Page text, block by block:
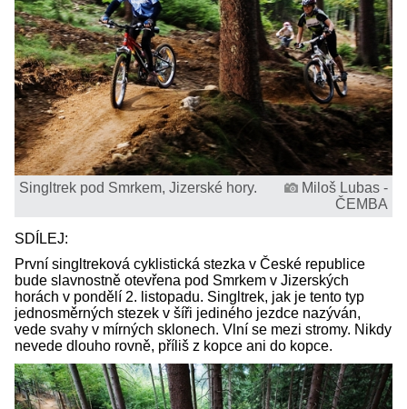
Singltrek pod Smrkem, Jizerské hory.
Miloš Lubas -
ČEMBA
SDÍLEJ:
První singltreková cyklistická stezka v České republice
bude slavnostně otevřena pod Smrkem v Jizerských
horách v pondělí 2. listopadu. Singltrek, jak je tento typ
jednosměrných stezek v šíři jediného jezdce nazýván,
vede svahy v mírných sklonech. Vlní se mezi stromy. Nikdy
nevede dlouho rovně, příliš z kopce ani do kopce.